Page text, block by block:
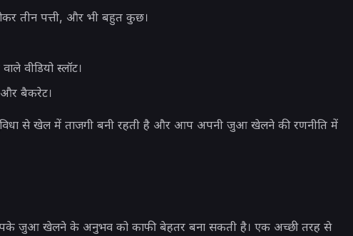
तीन पत्ती, और भी बहुत कुछ।
वीडियो स्लॉट।
और बैकरेट।
से खेल में ताजगी बनी रहती है और आप अपनी जुआ खेलने की रणनीति में
जुआ खेलने के अनुभव को काफी बेहतर बना सकती है। एक अच्छी तरह से